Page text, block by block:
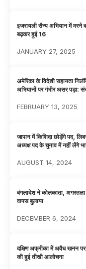
इजरायली सैन्य अभियान में मरने
बढ़कर हुई 16
JANUARY 27, 2025
अमेरिका के विदेशी सहायता
अभियानों पर गंभीर असर पड़ा:
FEBRUARY 13, 2025
जापान में किशिदा छोड़ेंगे पद,
अध्यक्ष पद के चुनाव में नहीं लेंगे
AUGUST 14, 2024
बंगलादेश ने कोलकाता,
वापस बुलाया
DECEMBER 6, 2024
दक्षिण अफ्रीका में अवैध खनन
की हुई तीखी आलोचना